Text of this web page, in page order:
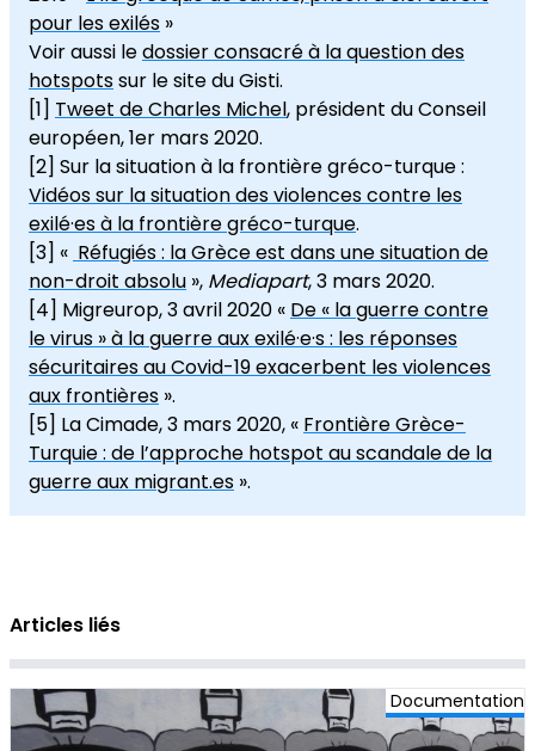
pour les exilés »
Voir aussi ledossier consacré à la question des
hotspotssur le site du Gisti.
[1] Tweet de Charles Michel, président du Conseil
européen, 1er mars 2020.
[2] Sur la situation à la frontière gréco-turque :
Vidéos sur la situation des violences contre les
exilé·es à la frontière gréco-turque.
[3] « Réfugiés : la Grèce est dans une situation de
non-droit absolu », Mediapart, 3 mars 2020.
[4] Migreurop, 3 avril 2020 « De « la guerre contre
le virus » à la guerre aux exilé·e·s : les réponses
sécuritaires au Covid-19 exacerbent les violences
aux frontières ».
[5] La Cimade, 3 mars 2020, « Frontière Grèce-
Turquie : de l’approche hotspot au scandale de la
guerre aux migrant.es ».
Articles liés
Documentation